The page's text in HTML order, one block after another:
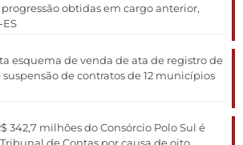
obtidas em cargo anterior,
ES
esquema de venda de ata de registro de
suspensão de contratos de 12 municípios
342,7 milhões do Consórcio Polo Sul é